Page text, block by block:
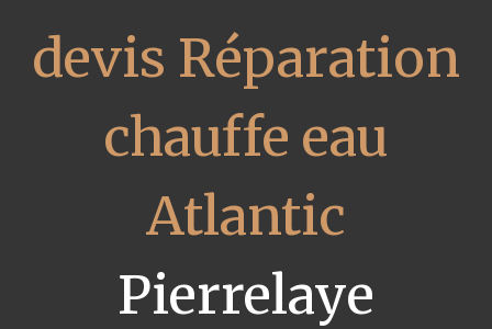
devis Réparation
chauffe eau
Atlantic
Pierrelaye